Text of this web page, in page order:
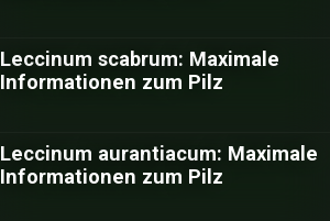
Leccinum scabrum: Maximale
Informationen zum Pilz
Leccinum aurantiacum: Maximale
Informationen zum Pilz